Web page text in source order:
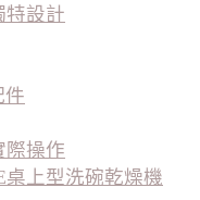
特設計
件
際操作
上型洗碗乾燥機